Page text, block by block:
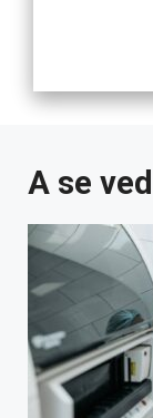
A se